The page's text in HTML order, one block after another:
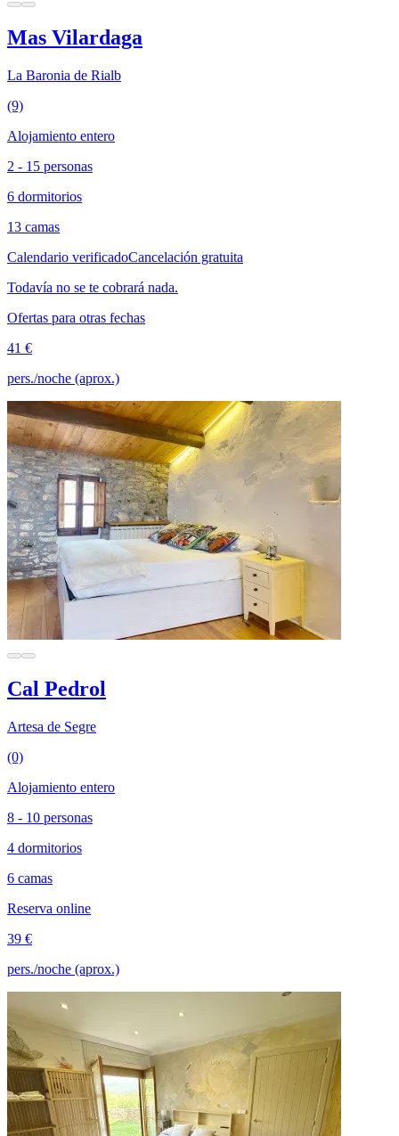
Mas Vilardaga
La Baronia de Rialb
(9)
Alojamiento entero
2 - 15 personas
6 dormitorios
13 camas
Calendario verificadoCancelación gratuita
Todavía no se te cobrará nada.
Ofertas para otras fechas
41 €
pers./noche (aprox.)
Cal Pedrol
Artesa de Segre
(0)
Alojamiento entero
8 - 10 personas
4 dormitorios
6 camas
Reserva online
39 €
pers./noche (aprox.)